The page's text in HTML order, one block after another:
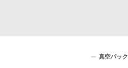
真空パック